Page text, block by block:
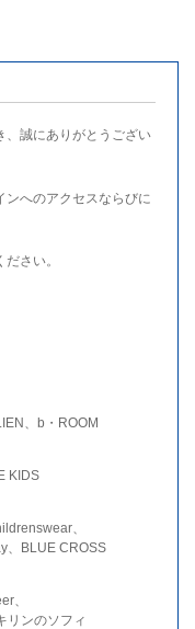
、誠にありがとうござい
ンへのアクセスならびに
さい。
、b・ROOM
KIDS
、
、BLUE CROSS
、
リンのソフィ